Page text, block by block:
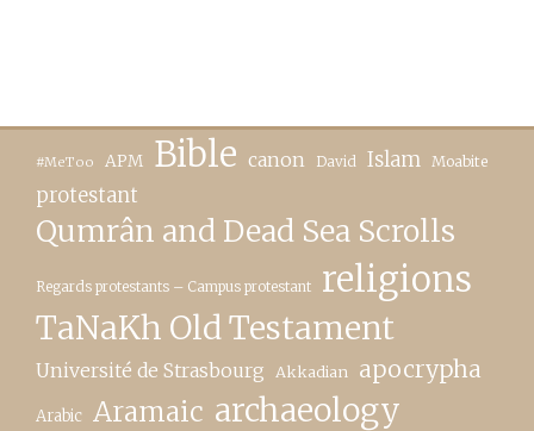
#MeToo APM Bible canon David Islam Moabite
protestant
Qumrân and Dead Sea Scrolls
Regards protestants – Campus protestant religions
TaNaKh Old Testament
Université de Strasbourg Akkadian apocrypha
Arabic Aramaic archaeology